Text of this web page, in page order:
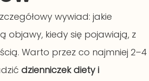
wywiad: jakie
objawy, kiedy się pojawiają, z
Warto przez co najmniej 2–4
dzienniczek diety i